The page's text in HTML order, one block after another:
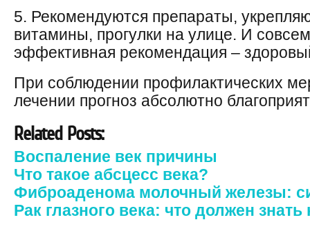
5. Рекомендуются препараты,
витамины, прогулки на улице. И
эффективная рекомендация –
При соблюдении профилактических
лечении прогноз абсолютно
Related Posts:
Воспаление век причины
Что такое абсцесс века?
Фиброаденома молочный железы:
Рак глазного века: что должен